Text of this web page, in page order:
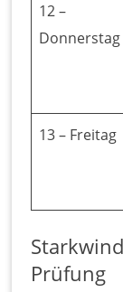
12 –
Donnerstag
13 – Freitag
Prüfung